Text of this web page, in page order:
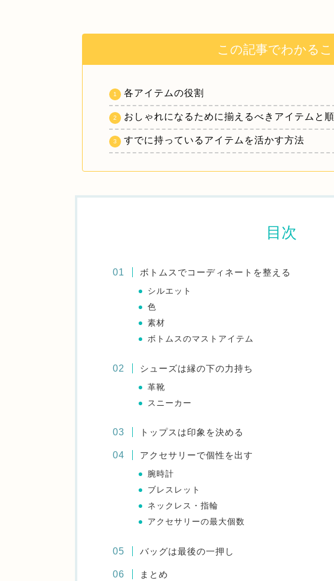
この記事でわかるこ
各アイテムの役割
おしゃれになるために揃えるべきアイテムと
すでに持っているアイテムを活かす方法
目次
ボトムスでコーディネートを整える
シルエット
色
素材
ボトムスのマストアイテム
シューズは縁の下の力持ち
革靴
スニーカー
トップスは印象を決める
アクセサリーで個性を出す
腕時計
ブレスレット
ネックレス・指輪
アクセサリーの最大個数
バッグは最後の一押し
まとめ